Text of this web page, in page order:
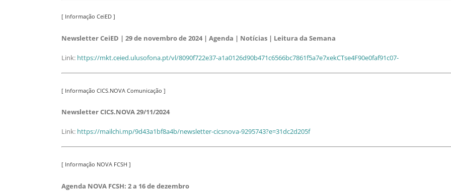
[ Informação CeiED ]
Newsletter CeiED | 29 de novembro de 2024 | Agenda | Notícias | Leitura da Semana
Link: https://mkt.ceied.ulusofona.pt/vl/8090f722e37-a1a0126d90b471c6566bc7861f5a7e7xekCTse4F90e0faf91c07-
[ Informação CICS.NOVA Comunicação ]
Newsletter CICS.NOVA 29/11/2024
Link: https://mailchi.mp/9d43a1bf8a4b/newsletter-cicsnova-9295743?e=31dc2d205f
[ Informação NOVA FCSH ]
Agenda NOVA FCSH: 2 a 16 de dezembro